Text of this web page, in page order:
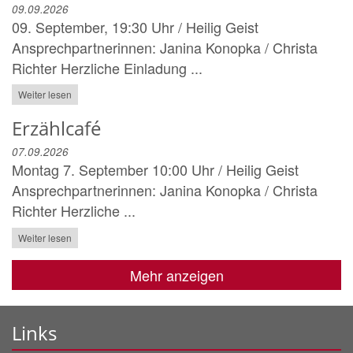
09.09.2026
09. September, 19:30 Uhr / Heilig Geist
Ansprechpartnerinnen: Janina Konopka / Christa
Richter Herzliche Einladung ...
Weiter lesen
Erzählcafé
07.09.2026
Montag 7. September 10:00 Uhr / Heilig Geist
Ansprechpartnerinnen: Janina Konopka / Christa
Richter Herzliche ...
Weiter lesen
Mehr anzeigen
Links